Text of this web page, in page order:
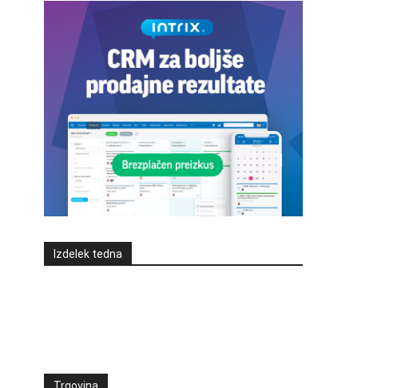
Izdelek tedna